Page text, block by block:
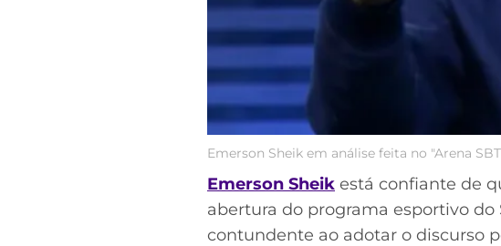
Emerson Sheik em análise feita no "Arena
Emerson Sheik está confiante de
abertura do programa esportivo do
contundente ao adotar o discurso